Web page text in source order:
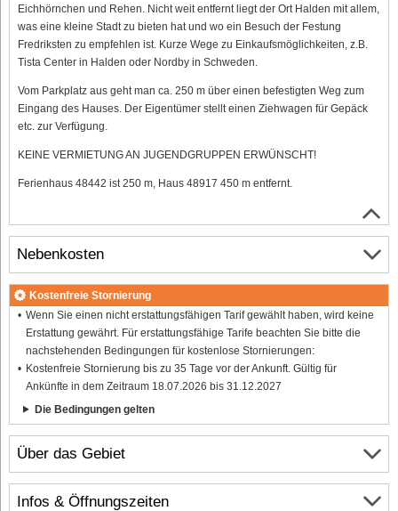
Eichhörnchen und Rehen. Nicht weit entfernt liegt der Ort Halden mit allem,
was eine kleine Stadt zu bieten hat und wo ein Besuch der Festung
Fredriksten zu empfehlen ist. Kurze Wege zu Einkaufsmöglichkeiten, z.B.
Tista Center in Halden oder Nordby in Schweden.
Vom Parkplatz aus geht man ca. 250 m über einen befestigten Weg zum
Eingang des Hauses. Der Eigentümer stellt einen Ziehwagen für Gepäck
etc. zur Verfügung.
KEINE VERMIETUNG AN JUGENDGRUPPEN ERWÜNSCHT!
Ferienhaus 48442 ist 250 m, Haus 48917 450 m entfernt.
Über das Gebiet
Infos & Öffnungszeiten
Nebenkosten
Kostenfreie Stornierung
Wenn Sie einen nicht erstattungsfähigen Tarif gewählt haben, wird keine
Erstattung gewährt. Für erstattungsfähige Tarife beachten Sie bitte die
nachstehenden Bedingungen für kostenlose Stornierungen:
Kostenfreie Stornierung bis zu 35 Tage vor der Ankunft. Gültig für
Ankünfte in dem Zeitraum 18.07.2026 bis 31.12.2027
Die Bedingungen gelten